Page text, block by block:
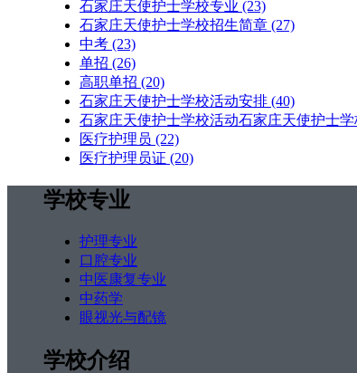
石家庄天使护士学校专业 (23)
石家庄天使护士学校招生简章 (27)
中考 (23)
单招 (26)
高职单招 (20)
石家庄天使护士学校活动安排 (40)
石家庄天使护士学校活动石家庄天使护士
医疗护理员 (22)
医疗护理员证 (20)
学校专业
护理专业
口腔专业
中医康复专业
中药学
眼视光与配镜
学校介绍